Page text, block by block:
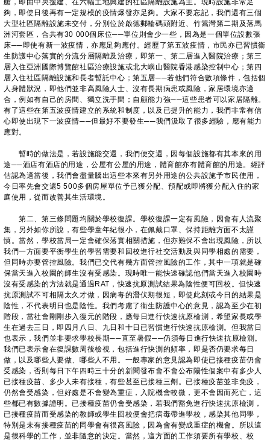
艙，即由中央援建、在六幅土地興建的社區隔離設施為主。現時設施非常足
夠，即使日後再有一定規模的疫情爆發亦足夠。大家不要忘記，我們還有三個
大型社區隔離設施未交付，分別位於啟德郵輪碼頭附近、竹篙灣第二期及落馬
洲河套區，合共有30 000個床位──單位則會少一些，因為是一個單位設數張
床──即使有新一波疫情，亦應足夠應付。經歷了第五波疫情，市民亦已習慣衞
生防護中心落實的分流分層隔離及治療，即第一、第二層進入醫院治療；第三
層入住亞洲國際博覽館社區治療設施或北大嶼山醫院香港感染控制中心；第四
層入住社區隔離設施和長者暫託中心；第五層──若他們符合數項條件，包括個
人身體狀況，即他們並非高風險人士、沒有長期病患或風險，家居環境亦適
合，例如有自己的房間、獨立洗手間；自顧能力強──這些患者可以家居隔離。
有了這些在第五波疫情建立的系統和制度，以及已提升的能力，我們非常有信
心即使出現下一波疫情──但最好不要發生──我們汲取了很多經驗，應有能力
應對。
暫時的做法是，若設施能交還，我們便交還，因每個設施都有其本來的用
途──酒店有酒店的用途，公屋有公屋的用途，體育館亦有體育館的用途。經評
估認為適當後，我們會盡量騰出這些本來有另外用途的公共設施予市民使用，
今日率先會交還5 500多個房屋單位予已獲分配、預配或即將獲分配入住的家
庭使用，從而改善其生活環境。
第二、第三條問題均關於學校復課。學校復課一定有風險，因會有人流聚
集，另外如你所說，有些學童年紀很小，在佩戴口罩、保持距離方面不太謹
慎。當然，學校當局一定會確保落實相關措施，但亦難保不會出現風險，所以
我們一方面要平衡學生的學習需要和回校進行社交活動及與同學相處的需要，
但同時亦要管控風險。我們已交代有幾方面管控風險的工作，其中一項就是確
保當天進入校園的師生沒有受感染。現時唯一能快速確認他們當天進入校園時
沒有受感染的方法就是通過RAT，快速抗原測試結果為陰性便可回校。但快速
抗原測試不可相隔太久才做，因病毒的潛伏期很短，即使此刻或今日的結果是
陰性，不代表明日也是陰性。我們考慮了衞生防護中心的意見，認為至少在初
階段，當社會剛剛步入復元的階段，應每日進行快速抗原檢測，希望家長或學
生在過去三日，即四月八日、九日和十日已習慣進行快速抗原檢測。但我當日
也表示，我們並非要求學校長期──直至暑假──仍須每日進行快速抗原檢測。
我們已表示會在復課數周後檢視，包括進行快測的頻率，即是否仍要求每日
做，以及哪些人要做、哪些人不用。一般專家的意見認為即使已接種疫苗仍會
受感染，否則每日下午四時三十分的新聞發布會不會公布陽性個案中有多少人
已接種疫苗、多少人未有接種，有些甚至已接種三劑。已接種疫苗並非免疫，
仍然會受感染，但好處是不會變為重症，入院機會較微，更不會因而死亡，這
些都已有數據證明。已接種疫苗仍會受感染，若我們豁免進行快速抗原檢測，
已接種疫苗而受感染的教師或學生回校便會把病毒帶進學校，感染其他同學，
特別是未有接種疫苗的同學會有很高風險，因為會有變成重症的機會。所以這
是很科學的工作，並非隨意的決定。當然，這方面的工作須要所有學校、校